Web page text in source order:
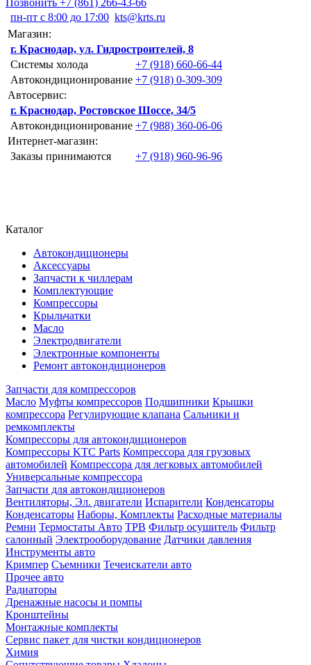
Позвонить +7 (861) 266-43-66
пн-пт с 8:00 до 17:00 kts@krts.ru
Магазин:
г. Краснодар, ул. Гидростроителей, 8
Системы холода
+7 (918) 660-66-44
Автокондиционирование +7 (918) 0-309-309
Автосервис:
г. Краснодар, Ростовское Шоссе, 34/5
Автокондиционирование +7 (988) 360-06-06
Интернет-магазин:
Заказы принимаются
+7 (918) 960-96-96
Каталог
Автокондиционеры
Аксессуары
Запчасти к чиллерам
Комплектующие
Компрессоры
Крыльчатки
Масло
Электродвигатели
Электронные компоненты
Ремонт автокондиционеров
Запчасти для компрессоров
Масло Муфты компрессоров Подшипники Крышки
компрессора Регулирующие клапана Сальники и
ремкомплекты
Компрессоры для автокондиционеров
Компрессоры KTC Parts Компрессора для грузовых
автомобилей Компрессора для легковых автомобилей
Универсальные компрессора
Запчасти для автокондиционеров
Вентиляторы, Эл. двигатели Испарители Конденсаторы
Конденсаторы Наборы, Комплекты Расходные материалы
Ремни Термостаты Авто ТРВ Фильтр осушитель Фильтр
салонный Электрооборудование Датчики давления
Инструменты авто
Кримпер Съемники Течеискатели авто
Прочее авто
Радиаторы
Дренажные насосы и помпы
Кронштейны
Монтажные комплекты
Сервис пакет для чистки кондиционеров
Химия